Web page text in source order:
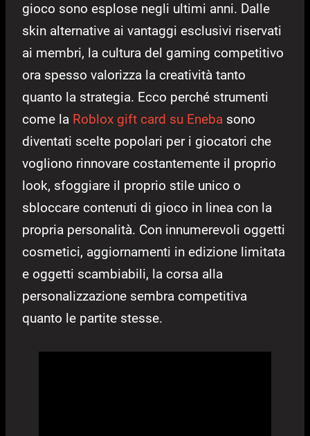
gioco sono esplose negli ultimi anni. Dalle
skin alternative ai vantaggi esclusivi riservati
ai membri, la cultura del gaming competitivo
ora spesso valorizza la creatività tanto
quanto la strategia. Ecco perché strumenti
come la Roblox gift card su Eneba sono
diventati scelte popolari per i giocatori che
vogliono rinnovare costantemente il proprio
look, sfoggiare il proprio stile unico o
sbloccare contenuti di gioco in linea con la
propria personalità. Con innumerevoli oggetti
cosmetici, aggiornamenti in edizione limitata
e oggetti scambiabili, la corsa alla
personalizzazione sembra competitiva
quanto le partite stesse.